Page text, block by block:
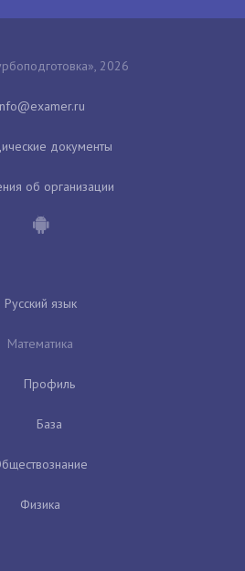
2026
документы
об организации
Русский язык
Математика
Профиль
База
Физика